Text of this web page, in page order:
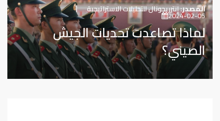
المصدر:إنترريجونال للتحليلات الاستراتيجية
2024-02-05
لماذا تصاعدت تحديات الجيش
الصيني؟